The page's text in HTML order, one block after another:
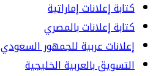
كتابة إعلانات إماراتية
كتابة إعلانات بالمصري
إعلانات عربية للجمهور السعودي
التسويق بالعربية الخليجية